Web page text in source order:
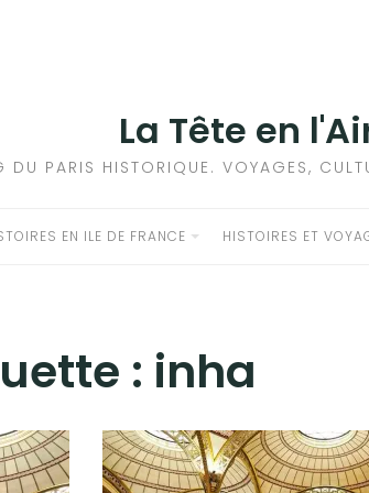
La Tête en
DU PARIS HISTORIQUE. VOYAGES,
EN ILE DE FRANCE HISTOIRES ET
: inha